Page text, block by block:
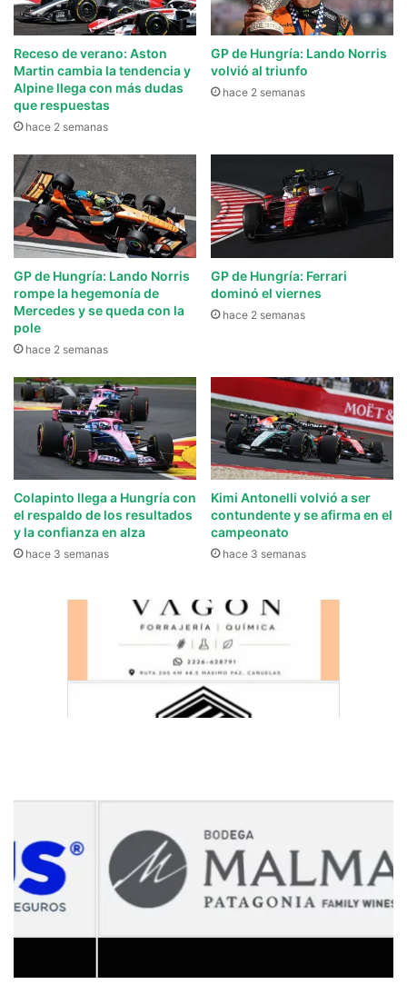
Receso de verano: Aston
Martin cambia la tendencia y
Alpine llega con más dudas
que respuestas
hace 2 semanas
GP de Hungría: Lando Norris
volvió al triunfo
hace 2 semanas
GP de Hungría: Lando Norris
rompe la hegemonía de
Mercedes y se queda con la
pole
hace 2 semanas
GP de Hungría: Ferrari
dominó el viernes
hace 2 semanas
Colapinto llega a Hungría con
el respaldo de los resultados
y la confianza en alza
hace 3 semanas
Kimi Antonelli volvió a ser
contundente y se afirma en el
campeonato
hace 3 semanas